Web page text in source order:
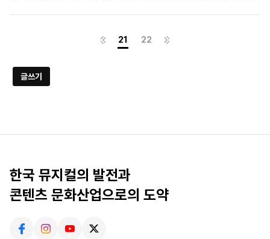
21 22
글쓰기
한국 뮤지컬의 발전과
콘텐츠 문화산업으로의 도약